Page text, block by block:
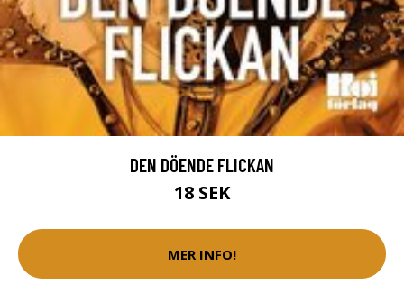
DEN DÖENDE FLICKAN
18 SEK
MER INFO!